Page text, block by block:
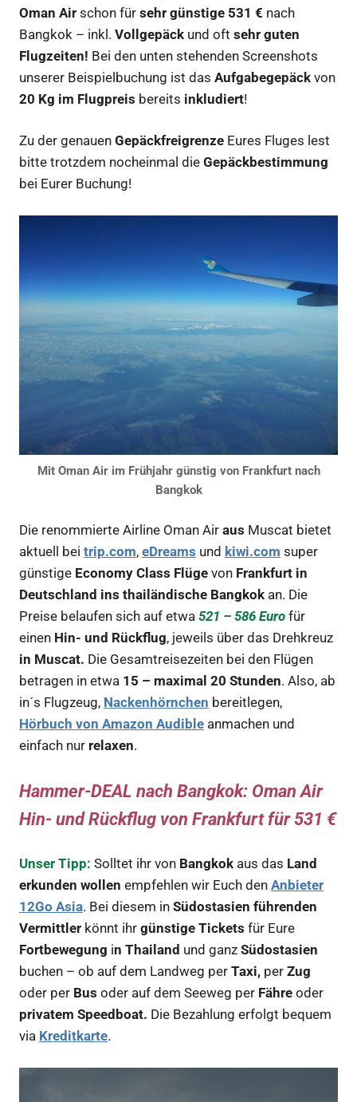
Oman Air schon für sehr günstige 531 € nach
Bangkok – inkl. Vollgepäck und oft sehr guten
Flugzeiten! Bei den unten stehenden Screenshots
unserer Beispielbuchung ist das Aufgabegepäck von
20 Kg im Flugpreis bereits inkludiert!
Zu der genauen Gepäckfreigrenze Eures Fluges lest
bitte trotzdem nocheinmal die Gepäckbestimmung
bei Eurer Buchung!
Mit Oman Air im Frühjahr günstig von Frankfurt nach
Bangkok
Die renommierte Airline Oman Air aus Muscat bietet
aktuell bei trip.com, eDreams und kiwi.com super
günstige Economy Class Flüge von Frankfurt in
Deutschland ins thailändische Bangkok an. Die
Preise belaufen sich auf etwa 521 – 586 Euro für
einen Hin- und Rückflug, jeweils über das Drehkreuz
in Muscat. Die Gesamtreisezeiten bei den Flügen
betragen in etwa 15 – maximal 20 Stunden. Also, ab
in´s Flugzeug, Nackenhörnchen bereitlegen,
Hörbuch von Amazon Audible anmachen und
einfach nur relaxen.
Hammer-DEAL nach Bangkok: Oman Air
Hin- und Rückflug von Frankfurt für 531 €
Unser Tipp: Solltet ihr von Bangkok aus das Land
erkunden wollen empfehlen wir Euch den Anbieter
12Go Asia. Bei diesem in Südostasien führenden
Vermittler könnt ihr günstige Tickets für Eure
Fortbewegung in Thailand und ganz Südostasien
buchen – ob auf dem Landweg per Taxi, per Zug
oder per Bus oder auf dem Seeweg per Fähre oder
privatem Speedboat. Die Bezahlung erfolgt bequem
via Kreditkarte.